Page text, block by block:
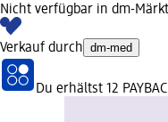
Nicht verfügbar in dm-
Verkauf durch dm-med
Du erhältst 12